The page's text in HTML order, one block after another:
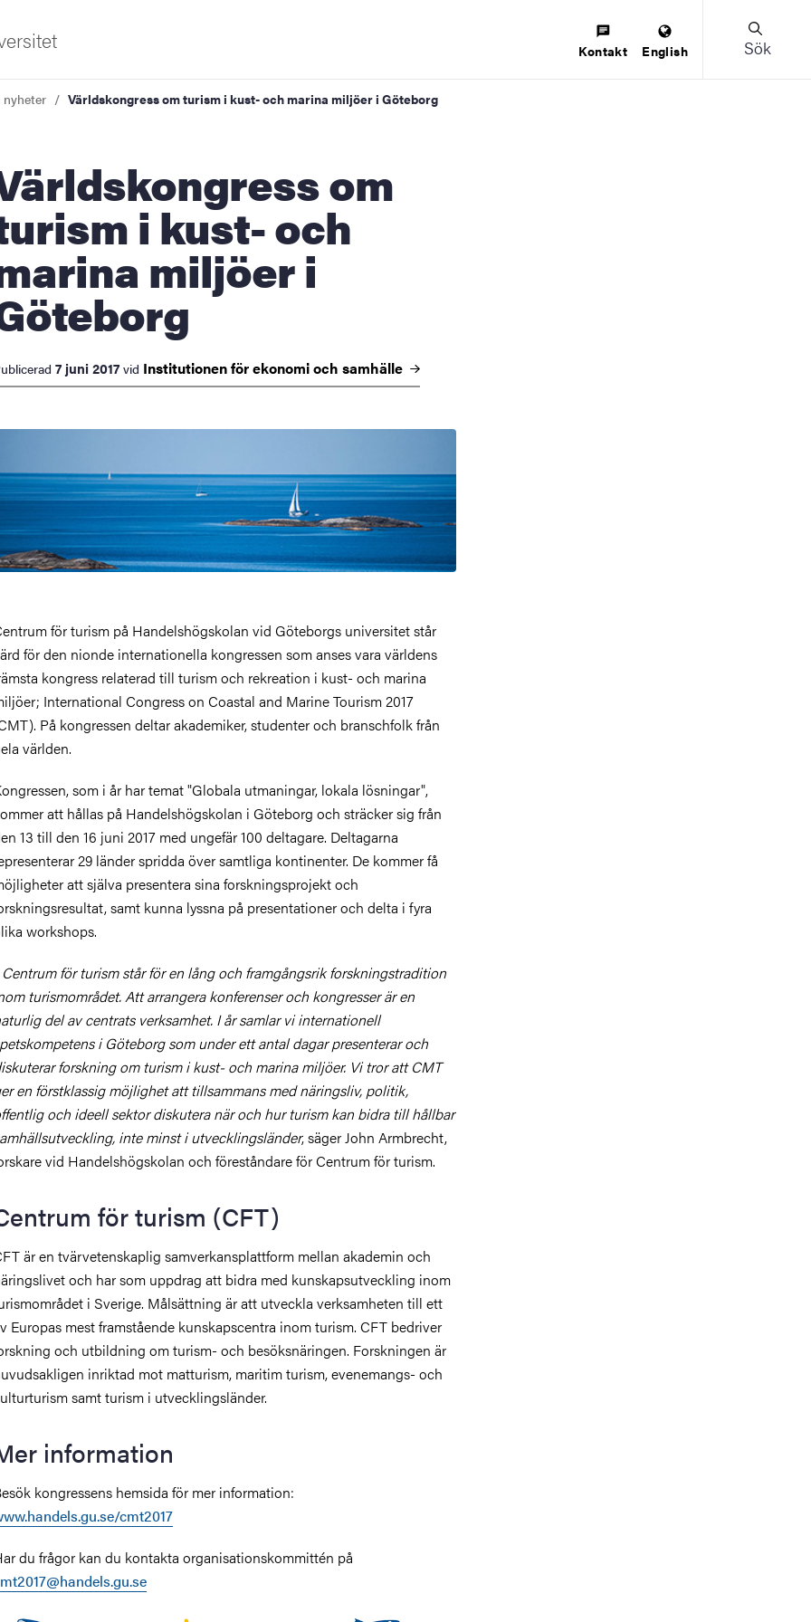
innovation
Kontakt English Sök
nyheter Världskongress om turism i kust- och marina miljöer i Göteborg
om
i kust- och
miljöer i
7 juni 2017 vid Institutionen för ekonomi och samhälle
för turism på Handelshögskolan vid Göteborgs universitet står
för den nionde internationella kongressen som anses vara världens
kongress relaterad till turism och rekreation i kust- och marina
International Congress on Coastal and Marine Tourism 2017
På kongressen deltar akademiker, studenter och branschfolk från
världen.
som i år har temat "Globala utmaningar, lokala lösningar",
att hållas på Handelshögskolan i Göteborg och sträcker sig från
13 till den 16 juni 2017 med ungefär 100 deltagare. Deltagarna
29 länder spridda över samtliga kontinenter. De kommer få
att själva presentera sina forskningsprojekt och
samt kunna lyssna på presentationer och delta i fyra
workshops.
Centrum för turism står för en lång och framgångsrik forskningstradition
turismområdet. Att arrangera konferenser och kongresser är en
del av centrats verksamhet. I år samlar vi internationell
i Göteborg som under ett antal dagar presenterar och
forskning om turism i kust- och marina miljöer. Vi tror att CMT
en förstklassig möjlighet att tillsammans med näringsliv, politik,
och ideell sektor diskutera när och hur turism kan bidra till hållbar
inte minst i utvecklingsländer, säger John Armbrecht,
vid Handelshögskolan och föreståndare för Centrum för turism.
för turism (CFT)
är en tvärvetenskaplig samverkansplattform mellan akademin och
och har som uppdrag att bidra med kunskapsutveckling inom
i Sverige. Målsättning är att utveckla verksamheten till ett
Europas mest framstående kunskapscentra inom turism. CFT bedriver
och utbildning om turism- och besöksnäringen. Forskningen är
inriktad mot matturism, maritim turism, evenemangs- och
samt turism i utvecklingsländer.
information
kongressens hemsida för mer information:
cmt2017
du frågor kan du kontakta organisationskommittén på